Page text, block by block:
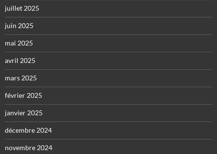
juillet 2025
juin 2025
mai 2025
avril 2025
mars 2025
février 2025
janvier 2025
décembre 2024
novembre 2024